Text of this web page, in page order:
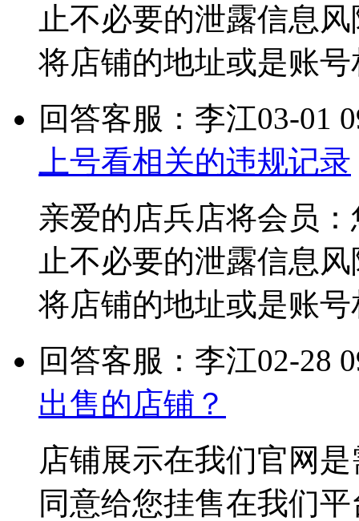
止不必要的泄露信息
将店铺的地址或是账
回答客服：李江03-01
上号看相关的违规记录
亲爱的店兵店将会员
止不必要的泄露信息
将店铺的地址或是账
回答客服：李江02-28
出售的店铺？
店铺展示在我们官网
同意给您挂售在我们